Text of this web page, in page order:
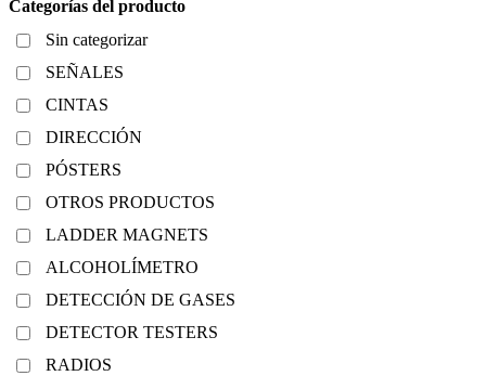
Categorías del producto
Sin categorizar
SEÑALES
CINTAS
DIRECCIÓN
PÓSTERS
OTROS PRODUCTOS
LADDER MAGNETS
ALCOHOLÍMETRO
DETECCIÓN DE GASES
DETECTOR TESTERS
RADIOS